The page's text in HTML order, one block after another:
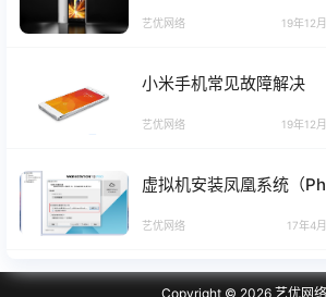
艺优网络 19年12
小米手机常见故障解决
艺优网络 19年12
虚拟机安装凤凰系统（
艺优网络 17年4
Copyright © 2026 艺优网络